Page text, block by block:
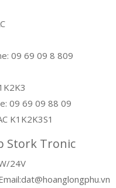
09 69 09 8 809
09 69 09 88 09
K1K2K3S1
Stork Tronic
24V